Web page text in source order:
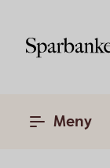
Meny